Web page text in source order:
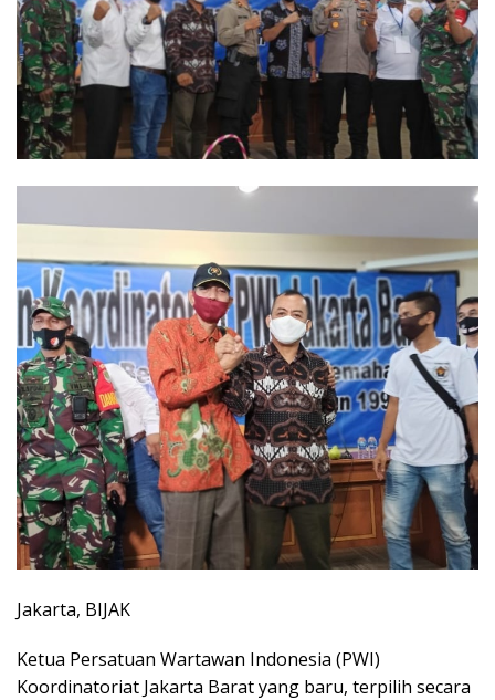
Jakarta, BIJAK
Ketua Persatuan Wartawan Indonesia (PWI)
Koordinatoriat Jakarta Barat yang baru, terpilih secara